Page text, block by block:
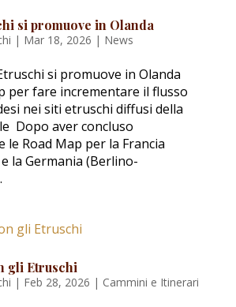
si promuove in Olanda
| Mar 18, 2026 | News
si promuove in Olanda
per fare incrementare il flusso
nei siti etruschi diffusi della
Dopo aver concluso
le Road Map per la Francia
la Germania (Berlino-
gli Etruschi
| Feb 28, 2026 | Cammini e Itinerari